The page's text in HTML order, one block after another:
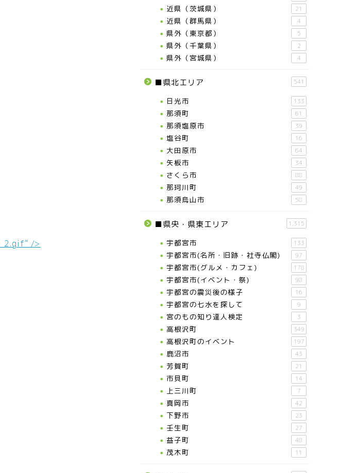
/>
近県（茨城県） 21
近県（群馬県） 4
県外（東京都） 5
県外（千葉県） 2
県外（宮城県） 4
■県北エリア 541
日光市 133
那須町 61
那須塩原市 39
塩谷町 16
大田原市 64
矢板市 34
さくら市 88
那珂川町 49
那須烏山市 58
■県央・県東エリア 1,315
宇都宮市 133
宇都宮市(名所・旧跡・社寺仏閣) 97
宇都宮市(グルメ・カフェ) 178
宇都宮市(イベント・祭) 98
宇都宮の震災後の様子 16
宇都宮の七水を探して 9
宮のもの知り達人検定 3
高根沢町 349
高根沢町のイベント 197
鹿沼市 43
芳賀町 21
市貝町 14
上三川町 7
真岡市 42
下野市 23
壬生町 27
益子町 48
茂木町 11